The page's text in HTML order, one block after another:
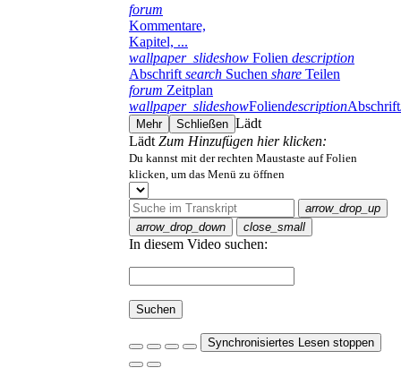
forum
Kommentare,
Kapitel, ...
wallpaper_slideshow Folien description
Abschrift search Suchen share Teilen
forum Zeitplan
wallpaper_slideshowFoliendescriptionAbschrift
Mehr Schließen Lädt
Lädt Zum Hinzufügen hier klicken:
Du kannst mit der rechten Maustaste auf Folien
klicken, um das Menü zu öffnen
arrow_drop_up
arrow_drop_down
close_small
In diesem Video suchen:
Suchen
Synchronisiertes Lesen stoppen